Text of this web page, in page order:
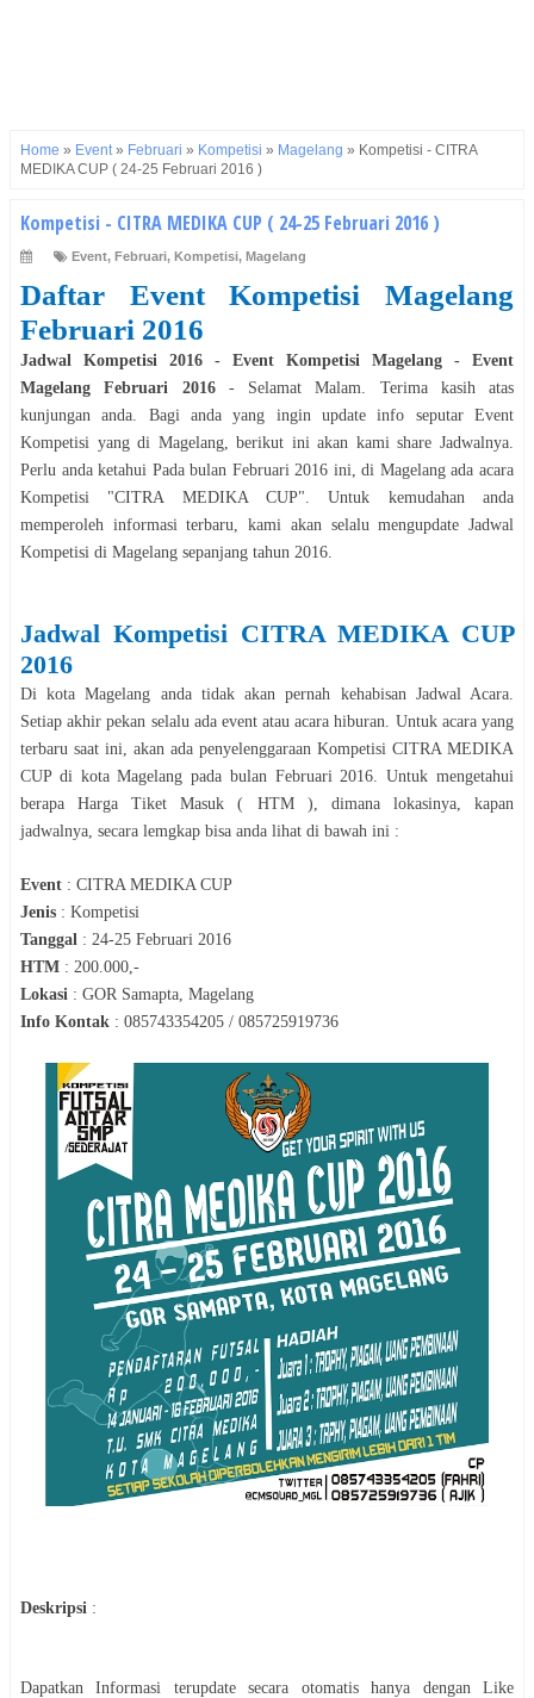
Home » Event» Februari » Kompetisi » Magelang » Kompetisi - CITRA
MEDIKA CUP ( 24-25 Februari 2016 )
Kompetisi - CITRA MEDIKA CUP ( 24-25 Februari 2016 )
Event, Februari, Kompetisi, Magelang
Daftar EventKompetisi
Magelang
Februari 2016
Jadwal Kompetisi 2016 - Event Kompetisi Magelang - Event
Magelang
Februari 2016- SelamatMalam . Terima kasih atas
kunjungan anda. Bagi anda yang ingin update info seputar Event
Kompetisi yang di Magelang, berikut ini akan kami share Jadwalnya.
Perlu anda ketahui Pada bulan Februari 2016 ini, di Magelangada acara
Kompetisi "CITRA MEDIKA CUP". Untuk kemudahan anda
memperoleh informasi terbaru, kami akan selalu mengupdate Jadwal
Kompetisi di Magelang sepanjang tahun 2016
Jadwal Kompetisi CITRA MEDIKA CUP
2016
Di kotaMagelang anda tidak akan pernah kehabisan Jadwal Acara.
Setiap akhir pekan selalu ada event atau acara hiburan. Untuk acara yang
terbaru saat ini, akan ada penyelenggaraan Kompetisi CITRA MEDIKA
CUPdi kotaMagelang pada bulan Februari 2016 . Untuk mengetahui
berapa Harga Tiket Masuk ( HTM ), dimana lokasinya, kapan
jadwalnya, secara lemgkap bisa anda lihat di bawah ini :
Event : CITRA MEDIKA CUP
Jenis : Kompetisi
Tanggal : 24-25 Februari 2016
HTM : 200.000,-
Lokasi : GOR Samapta, Magelang
Info Kontak : 085743354205 / 085725919736
Deskripsi :
Dapatkan Informasi terupdate secara otomatis hanya dengan Like